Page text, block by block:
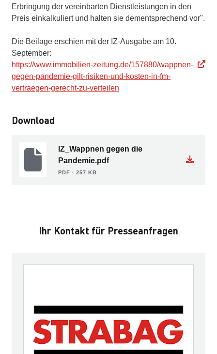
Erbringung der vereinbarten Dienstleistungen in den
Preis einkalkuliert und halten sie dementsprechend vor".
Die Beilage erschien mit der IZ-Ausgabe am 10.
September:
https://www.immobilien-zeitung.de/157880/wappnen-
gegen-pandemie-gilt-risiken-und-kosten-in-fm-
vertraegen-gerecht-zu-verteilen
Download
IZ_Wappnen gegen die
Pandemie.pdf
PDF ∙ 257 KB
Ihr Kontakt für Presseanfragen